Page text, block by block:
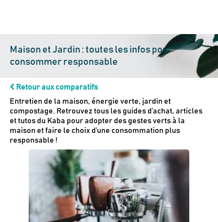
Maison et Jardin : toutes les infos pour
consommer responsable
Retour aux comparatifs
Entretien de la maison, énergie verte, jardin et
compostage. Retrouvez tous les guides d’achat, articles
et tutos du Kaba pour adopter des gestes verts à la
maison et faire le choix d’une consommation plus
responsable !